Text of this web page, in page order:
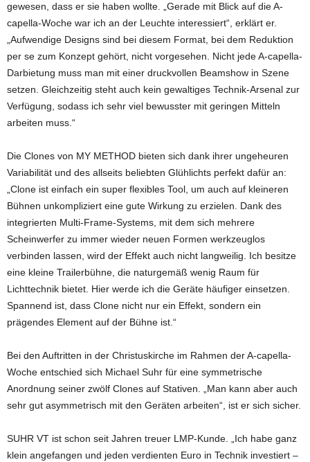
gewesen, dass er sie haben wollte. „Gerade mit Blick auf die A-
capella-Woche war ich an der Leuchte interessiert“, erklärt er.
„Aufwendige Designs sind bei diesem Format, bei dem Reduktion
per se zum Konzept gehört, nicht vorgesehen. Nicht jede A-capella-
Darbietung muss man mit einer druckvollen Beamshow in Szene
setzen. Gleichzeitig steht auch kein gewaltiges Technik-Arsenal zur
Verfügung, sodass ich sehr viel bewusster mit geringen Mitteln
arbeiten muss.“
Die Clones von MY METHOD bieten sich dank ihrer ungeheuren
Variabilität und des allseits beliebten Glühlichts perfekt dafür an:
„Clone ist einfach ein super flexibles Tool, um auch auf kleineren
Bühnen unkompliziert eine gute Wirkung zu erzielen. Dank des
integrierten Multi-Frame-Systems, mit dem sich mehrere
Scheinwerfer zu immer wieder neuen Formen werkzeuglos
verbinden lassen, wird der Effekt auch nicht langweilig. Ich besitze
eine kleine Trailerbühne, die naturgemäß wenig Raum für
Lichttechnik bietet. Hier werde ich die Geräte häufiger einsetzen.
Spannend ist, dass Clone nicht nur ein Effekt, sondern ein
prägendes Element auf der Bühne ist.“
Bei den Auftritten in der Christuskirche im Rahmen der A-capella-
Woche entschied sich Michael Suhr für eine symmetrische
Anordnung seiner zwölf Clones auf Stativen. „Man kann aber auch
sehr gut asymmetrisch mit den Geräten arbeiten“, ist er sich sicher.
SUHR VT ist schon seit Jahren treuer LMP-Kunde. „Ich habe ganz
klein angefangen und jeden verdienten Euro in Technik investiert –